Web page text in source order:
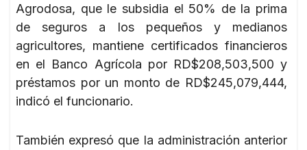
Agrodosa, que le subsidia el 50% de la prima
de seguros a los pequeños y medianos
agricultores, mantiene certificados financieros
en el Banco Agrícola por RD$208,503,500 y
préstamos por un monto de RD$245,079,444,
indicó el funcionario.
También expresó que la administración anterior